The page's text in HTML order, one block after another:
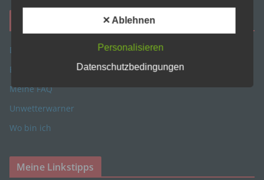
Danke sagen
Einkaufsliste
Meine FAQ
Unwetterwarner
Wo bin ich
Meine Linkstipps
e) Profiling
Profiling ist jede Art der automatisierten
Verarbeitung personenbezogener Daten, die darin
verwendet werden, um bestimmte persönliche
beziehen, zu bewerten, insbesondere, um Aspekte
bezüglich Arbeitsleistung, wirtschaftlicher Lage,
Zuverlässigkeit, Verhalten, Aufenthaltsort oder
✕ Ablehnen
Personalisieren
Datenschutzbedingungen